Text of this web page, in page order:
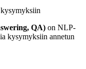
QA) on NLP-
kysymyksiin annetun